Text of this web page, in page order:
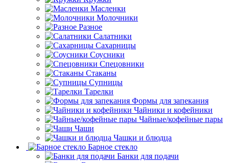
Масленки
Молочники
Разное
Салатники
Сахарницы
Соусники
Спецовники
Стаканы
Супницы
Тарелки
Формы для запекания
Чайники и кофейники
Чайные/кофейные пары
Чаши
Чашки и блюдца
Барное стекло
Банки для подачи